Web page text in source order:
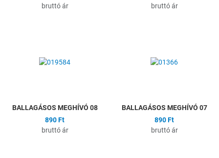
bruttó ár bruttó ár
Összehasonlítás
BALLAGÁSOS MEGHÍVÓ 08
890 Ft
bruttó ár
BALLAGÁSOS MEGHÍVÓ 07
890 Ft
bruttó ár